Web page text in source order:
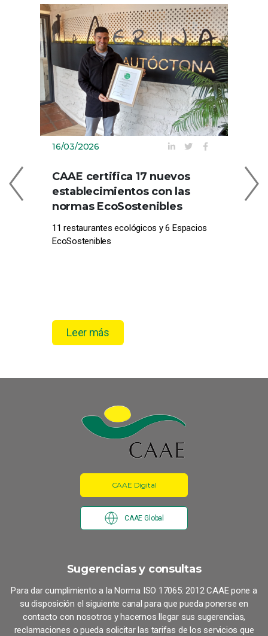
16/03/2026
CAAE certifica 17 nuevos
establecimientos con las
normas EcoSostenibles
11 restaurantes ecológicos y 6 Espacios
EcoSostenibles
Leer más
Sugerencias y consultas
Para dar cumplimiento a la Norma ISO 17065: 2012 CAAE pone a
su disposición el siguiente canal para que pueda ponerse en
contacto con nosotros y hacernos llegar sus sugerencias,
reclamaciones o pueda solicitar las tarifas de los servicios que
CAAE Digital
CAAE Global